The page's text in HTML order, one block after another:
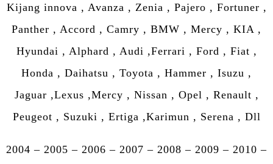
Kijang innova , Avanza , Zenia , Pajero , Fortuner ,
Panther , Accord , Camry , BMW , Mercy , KIA ,
Hyundai , Alphard , Audi ,Ferrari , Ford , Fiat ,
Honda , Daihatsu , Toyota , Hammer , Isuzu ,
Jaguar ,Lexus ,Mercy , Nissan , Opel , Renault ,
Peugeot , Suzuki , Ertiga ,Karimun , Serena , Dll
2004 – 2005 – 2006 – 2007 – 2008 – 2009 – 2010 –